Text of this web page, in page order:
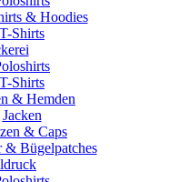
& Hoodies
T-Shirts
T-Shirts
& Hemden
Jacken
& Caps
& Bügelpatches